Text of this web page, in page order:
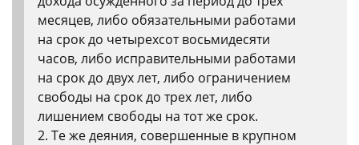
месяцев, либо обязательными работами
на срок до четырехсот восьмидесяти
часов, либо исправительными работами
на срок до двух лет, либо ограничением
свободы на срок до трех лет, либо
лишением свободы на тот же срок.
2. Те же деяния, совершенные в крупном